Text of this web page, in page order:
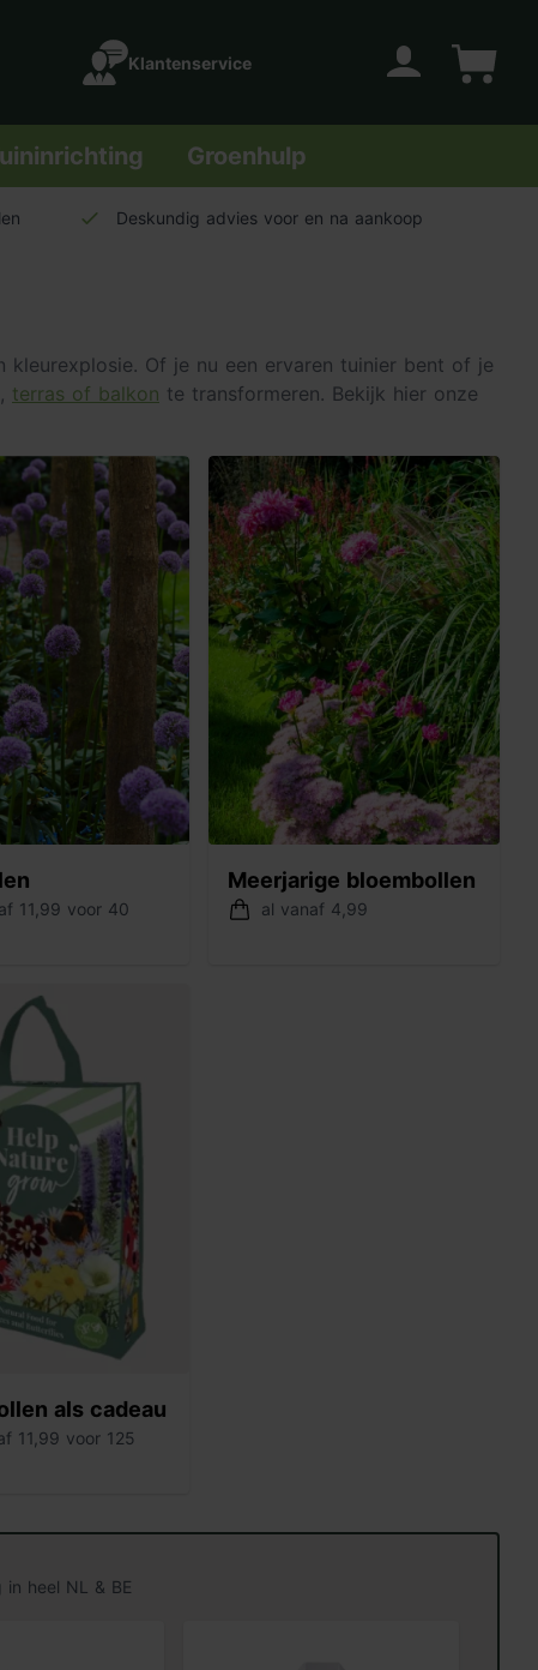
Klantenservice
Groenhulp
Deskundig advies voor en na aankoop
Of je nu een ervaren tuinier bent of je
terras of balkon te transformeren. Bekijk hier onze
11,99 voor 40
Meerjarige bloembollen
al vanaf 4,99
als cadeau
11,99 voor 125
in heel NL & BE